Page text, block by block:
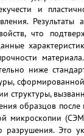
и
Результаты
что
ниже
структуры,
образцов
микроскопии
разрушения. Это